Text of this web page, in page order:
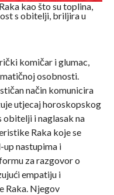
kao što su toplina,
s obitelji, briljira u
komičar i glumac,
osobnosti.
način komunicira
utjecaj horoskopskog
obitelji i naglasak na
Raka koje se
up nastupima i
za razgovor o
empatiju i
Raka. Njegov